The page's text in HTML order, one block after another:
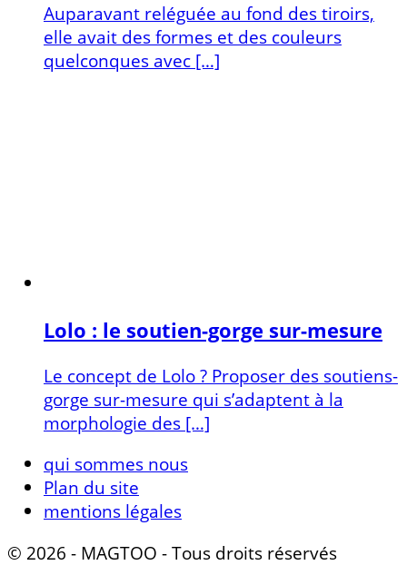
Auparavant reléguée au fond des tiroirs,
elle avait des formes et des couleurs
quelconques avec […]
Lolo : le soutien-gorge sur-mesure
Le concept de Lolo ? Proposer des soutiens-
gorge sur-mesure qui s’adaptent à la
morphologie des […]
qui sommes nous
Plan du site
mentions légales
© 2026 - MAGTOO - Tous droits réservés